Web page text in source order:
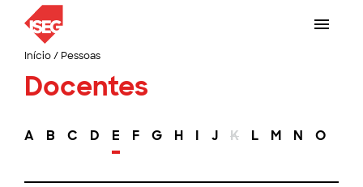
Início/ Pessoas
Docentes
A B C D E F G H I J K L M N O